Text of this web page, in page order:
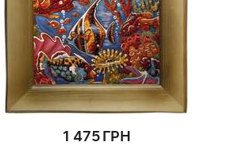
1 475 ГРН